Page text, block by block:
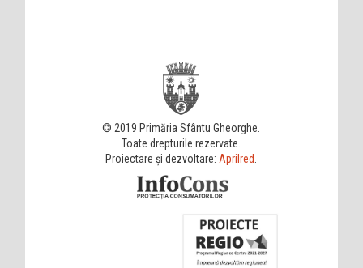
© 2019 Primăria Sfântu Gheorghe.
Toate drepturile rezervate.
Proiectare și dezvoltare: Aprilred